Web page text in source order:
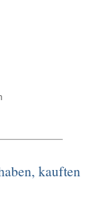
kauften